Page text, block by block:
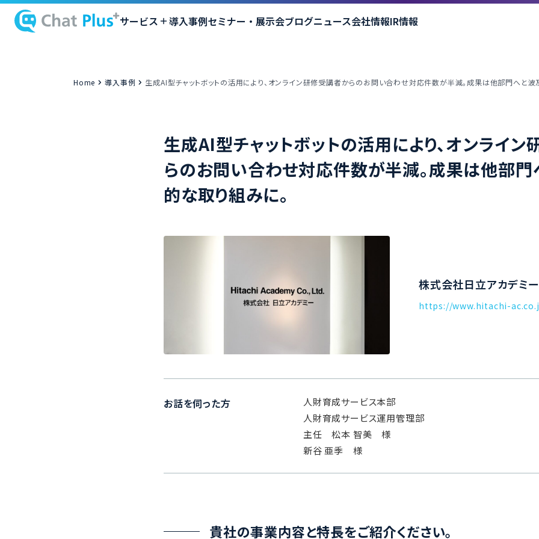
サービス 導入事例セミナー・展示会ブログニュース会社情報IR情報
Home 導入事例 生成AI型チャットボットの活用により、オンライン研修受講者からのお問い合わせ対応件数が半減。成果は他部門へと波
生成AI型チャットボットの活用により、オンライ
らのお問い合わせ対応件数が半減。成果は他部門
的な取り組みに。
株式会社日立アカデミー
https://www.hitachi-
お話を伺った方
人財育成サービス本部
人財育成サービス運用管理部
主任 松本 智美 様
新谷 亜季 様
貴社の事業内容と特長をご紹介ください。